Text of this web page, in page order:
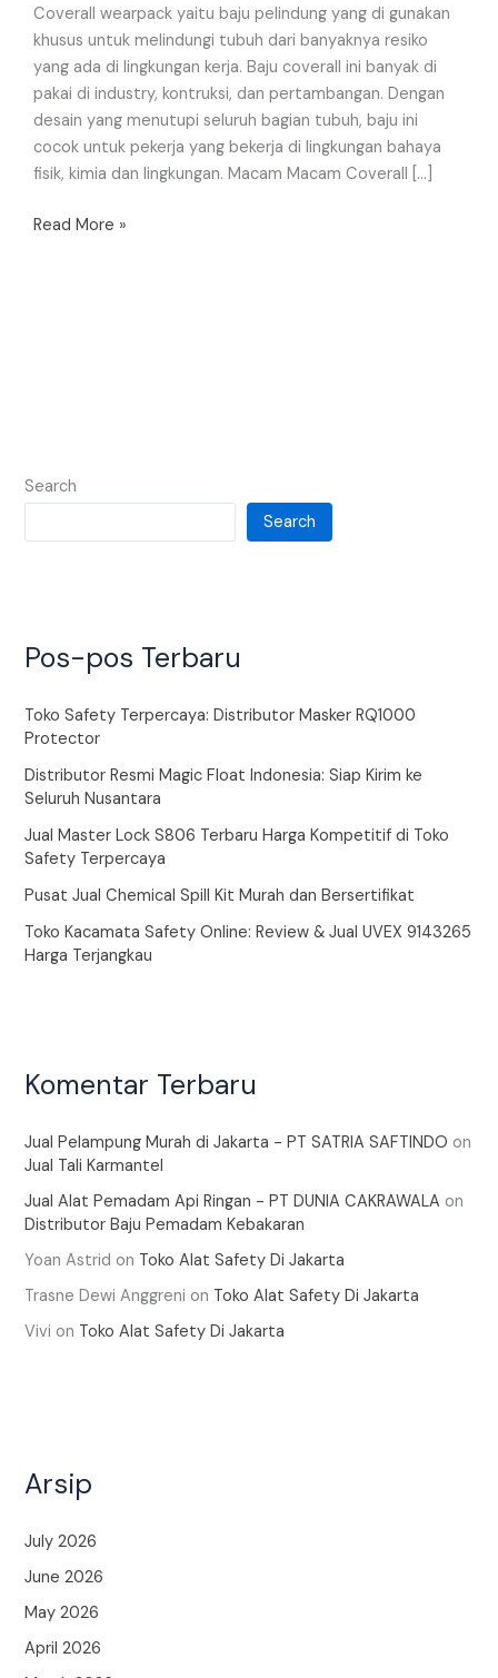
Coverall wearpack yaitu baju pelindung yang di gunakan
khusus untuk melindungi tubuh dari banyaknya resiko
yang ada di lingkungan kerja. Baju coverall ini banyak di
pakai di industry, kontruksi, dan pertambangan. Dengan
desain yang menutupi seluruh bagian tubuh, baju ini
cocok untuk pekerja yang bekerja di lingkungan bahaya
fisik, kimia dan lingkungan. Macam Macam Coverall […]
Read More »
Search
Search
Pos-pos Terbaru
Toko Safety Terpercaya: Distributor Masker RQ1000
Protector
Distributor Resmi Magic Float Indonesia: Siap Kirim ke
Seluruh Nusantara
Jual Master Lock S806 Terbaru Harga Kompetitif di Toko
Safety Terpercaya
Pusat Jual Chemical Spill Kit Murah dan Bersertifikat
Toko Kacamata Safety Online: Review & Jual UVEX 9143265
Harga Terjangkau
Komentar Terbaru
Jual Pelampung Murah di Jakarta - PT SATRIA SAFTINDO on
Jual Tali Karmantel
Jual Alat Pemadam Api Ringan - PT DUNIA CAKRAWALA on
Distributor Baju Pemadam Kebakaran
Yoan Astrid on Toko Alat Safety Di Jakarta
Trasne Dewi Anggreni on Toko Alat Safety Di Jakarta
Vivi on Toko Alat Safety Di Jakarta
Arsip
July 2026
June 2026
May 2026
April 2026